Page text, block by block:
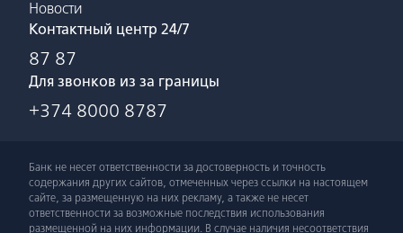
Новости
Контактный центр 24/7
87 87
Для звонков из за границы
+374 8000 8787
Банк не несет ответственности за достоверность и точность
содержания других сайтов, отмеченных через ссылки на настоящем
сайте, за размещенную на них рекламу, а также не несет
ответственности за возможные последствия использования
размещенной на них информации. В случае наличия несоответствия